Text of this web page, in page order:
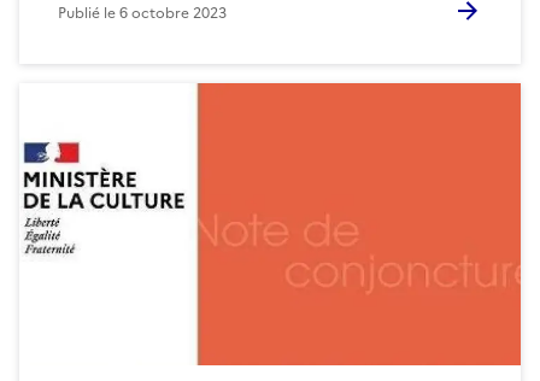
Publié le6 octobre 2023